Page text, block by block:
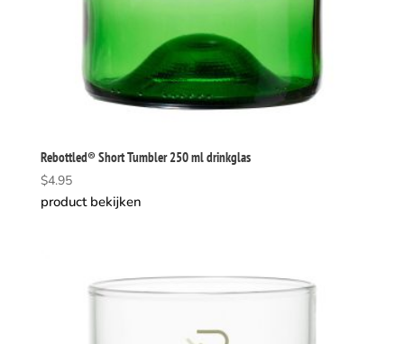
Rebottled® Short Tumbler 250 ml drinkglas
$4.95
product bekijken